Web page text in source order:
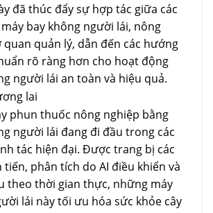
đã thúc đẩy sự hợp tác giữa các
bay không người lái, nông
quan quản lý, dẫn đến các hướng
rõ ràng hơn cho hoạt động
người lái an toàn và hiệu quả.
lai
phun thuốc nông nghiệp bằng
người lái đang đi đầu trong các
tác hiện đại. Được trang bị các
tiến, phân tích do AI điều khiển và
theo thời gian thực, những máy
lái này tối ưu hóa sức khỏe cây